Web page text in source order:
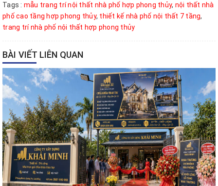
Tags : mẫu trang trí nội thất nhà phố hợp phong thủy, nội thất nhà
phố cao tầng hợp phong thủy, thiết kế nhà phố nội thất 7 tầng,
trang trí nhà phố nội thất hợp phong thủy
BÀI VIẾT LIÊN QUAN